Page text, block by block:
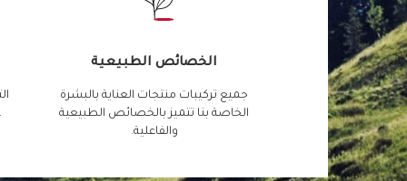
الخصائص الطبيعية
جميع تركيبات منتجات العناية بالبشرة
الخاصة بنا تتميز بالخصائص الطبيعية
والفاعلية.